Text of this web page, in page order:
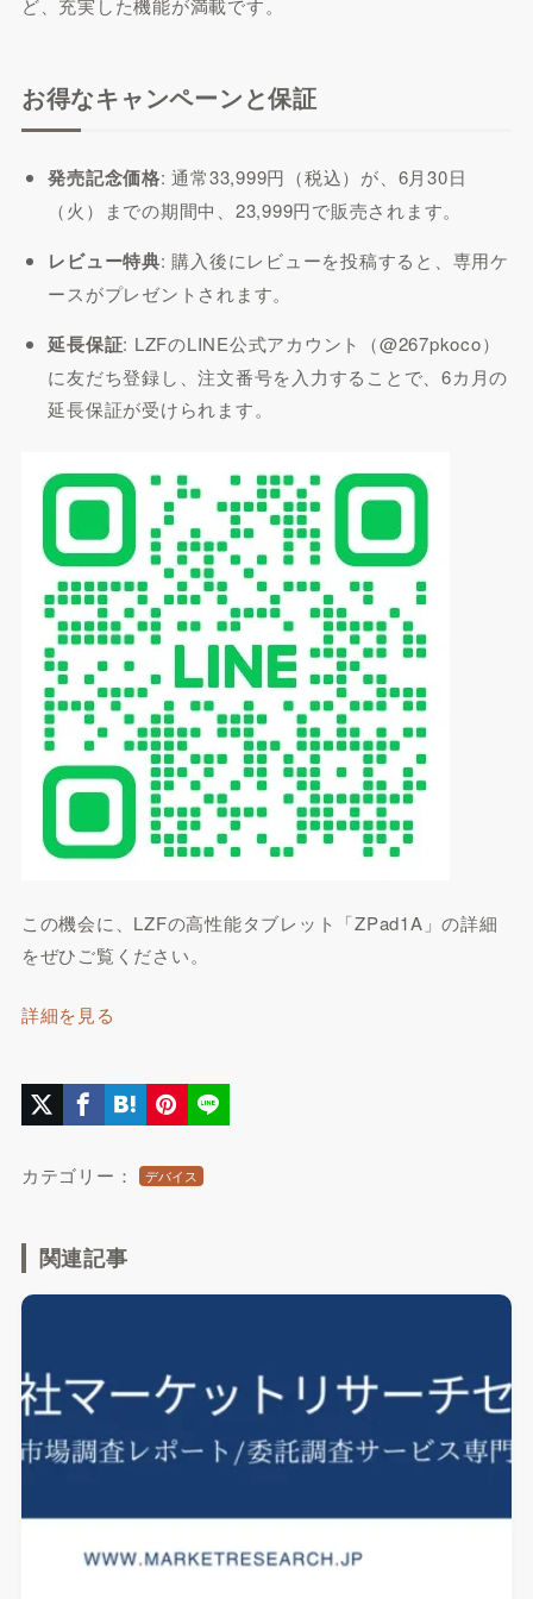
ど、充実した機能が満載です。
お得なキャンペーンと保証
発売記念価格: 通常33,999円（税込）が、6月30日
（火）までの期間中、23,999円で販売されます。
レビュー特典: 購入後にレビューを投稿すると、専用ケ
ースがプレゼントされます。
延長保証: LZFのLINE公式アカウント（@267pkoco）
に友だち登録し、注文番号を入力することで、6カ月の
延長保証が受けられます。
この機会に、LZFの高性能タブレット「ZPad1A」の詳細
をぜひご覧ください。
詳細を見る
カテゴリー： デバイス
関連記事